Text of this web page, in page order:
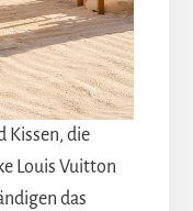
Kissen, die
Louis Vuitton
das